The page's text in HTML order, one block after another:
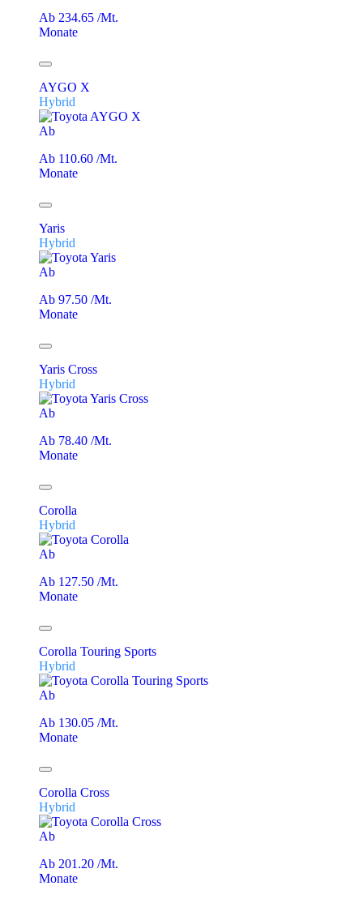
Ab 234.65 /Mt.
Monate
AYGO X
Hybrid
Ab
Ab 110.60 /Mt.
Monate
Yaris
Hybrid
Ab
Ab 97.50 /Mt.
Monate
Yaris Cross
Hybrid
Ab
Ab 78.40 /Mt.
Monate
Corolla
Hybrid
Ab
Ab 127.50 /Mt.
Monate
Corolla Touring Sports
Hybrid
Ab
Ab 130.05 /Mt.
Monate
Corolla Cross
Hybrid
Ab
Ab 201.20 /Mt.
Monate